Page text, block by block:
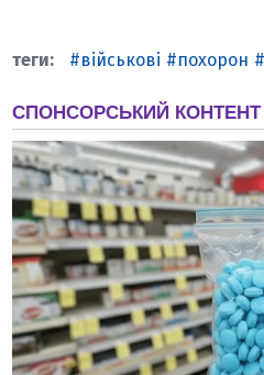
військові похорон